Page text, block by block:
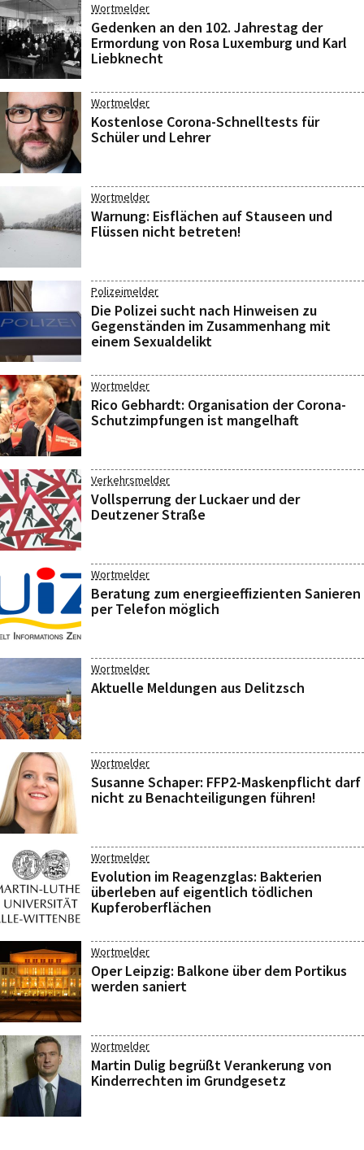
Wortmelder
Gedenken an den 102. Jahrestag der
Ermordung von Rosa Luxemburg und Karl
Liebknecht
Wortmelder
Kostenlose Corona-Schnelltests für
Schüler und Lehrer
Wortmelder
Warnung: Eisflächen auf Stauseen und
Flüssen nicht betreten!
Polizeimelder
Die Polizei sucht nach Hinweisen zu
Gegenständen im Zusammenhang mit
einem Sexualdelikt
Wortmelder
Rico Gebhardt: Organisation der Corona-
Schutzimpfungen ist mangelhaft
Verkehrsmelder
Vollsperrung der Luckaer und der
Deutzener Straße
Wortmelder
Beratung zum energieeffizienten Sanieren
per Telefon möglich
Wortmelder
Aktuelle Meldungen aus Delitzsch
Wortmelder
Susanne Schaper: FFP2-Maskenpflicht darf
nicht zu Benachteiligungen führen!
Wortmelder
Evolution im Reagenzglas: Bakterien
überleben auf eigentlich tödlichen
Kupferoberflächen
Wortmelder
Oper Leipzig: Balkone über dem Portikus
werden saniert
Wortmelder
Martin Dulig begrüßt Verankerung von
Kinderrechten im Grundgesetz